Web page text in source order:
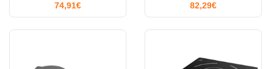
74,91€ 82,29€